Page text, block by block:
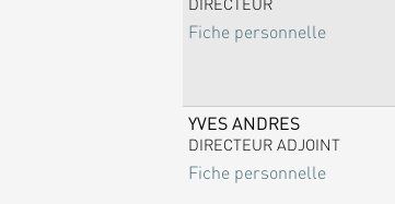
Fiche personnelle
YVES ANDRES
DIRECTEUR ADJOINT
Fiche personnelle